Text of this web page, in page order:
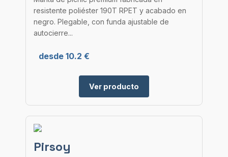
resistente poliéster 190T RPET y acabado en
negro. Plegable, con funda ajustable de
autocierre...
desde 10.2 €
Ver producto
Pirsoy